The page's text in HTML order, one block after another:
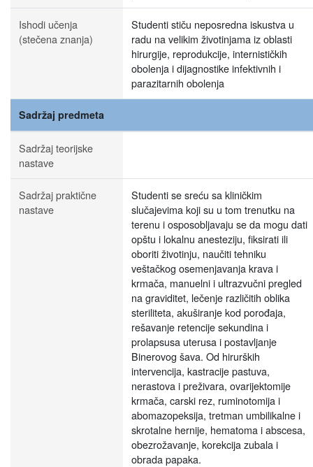
Ishodi učenja
(stečena znanja)
Studenti stiču neposredna iskustva u
radu na velikim životinjama iz oblasti
hirurgije, reprodukcije, internističkih
obolenja i dijagnostike infektivnih i
parazitarnih obolenja
Sadržaj predmeta
Sadržaj teorijske
nastave
Sadržaj praktične
nastave
Studenti se sreću sa kliničkim
slučajevima koji su u tom trenutku na
terenu i osposobljavaju se da mogu dati
opštu i lokalnu anesteziju, fiksirati ili
oboriti životinju, naučiti tehniku
veštačkog osemenjavanja krava i
krmača, manuelni i ultrazvučni pregled
na graviditet, lečenje različitih oblika
steriliteta, akuširanje kod porođaja,
rešavanje retencije sekundina i
prolapsusa uterusa i postavljanje
Binerovog šava. Od hirurških
intervencija, kastracije pastuva,
nerastova i preživara, ovarijektomije
krmača, carski rez, ruminotomija i
abomazopeksija, tretman umbilikalne i
skrotalne hernije, hematoma i abscesa,
obezrožavanje, korekcija zubala i
obrada papaka.